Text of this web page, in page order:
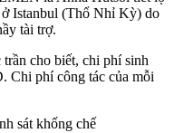
ở Istanbul (Thổ Nhỉ Kỳ) do
tài trợ.
cho biết, chi phí sinh
Chi phí công tác của mỗi
sát khống chế